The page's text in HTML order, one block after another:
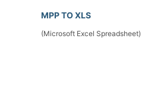
MPP TO XLS
(Microsoft Excel Spreadsheet)